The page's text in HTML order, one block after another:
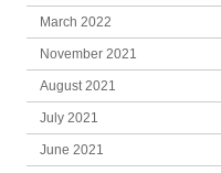
March 2022
November 2021
August 2021
July 2021
June 2021